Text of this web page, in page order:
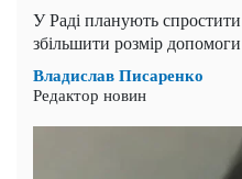
У Раді планують
збільшити розмір допомоги
Владислав Писаренко
Редактор новин